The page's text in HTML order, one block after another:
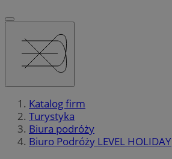
Katalog firm
Turystyka
Biura podróży
Biuro Podróży LEVEL HOLIDAY